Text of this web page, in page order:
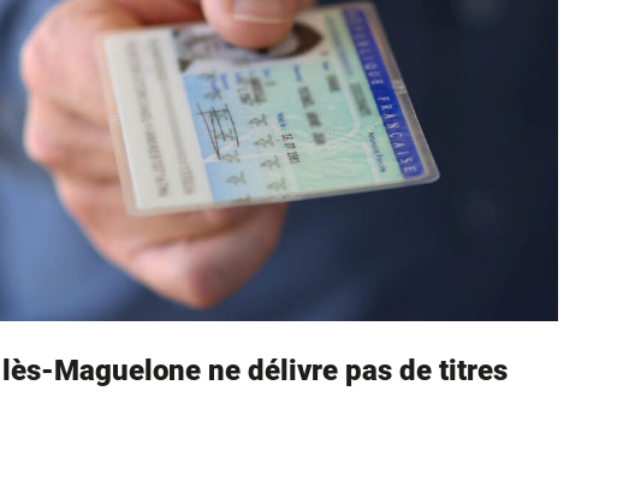
Maguelone ne délivre pas de titres